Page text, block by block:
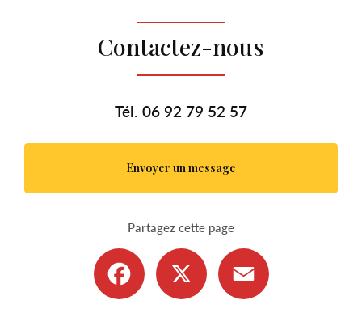
Contactez-nous
Tél. 06 92 79 52 57
Envoyer un message
Partagez cette page
Facebook